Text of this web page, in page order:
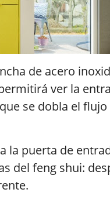
de acero
ver la
se dobla el flujo
la puerta de
del feng shui: